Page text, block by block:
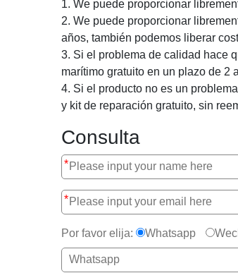
1. We puede proporcionar
2. We puede proporcionar
años, también podemos liberar
3. Si el problema de calidad hace
marítimo gratuito en un plazo de 2
4. Si el producto no es un
y kit de reparación gratuito, sin
Consulta
*
*
Por favor elija: Whatsapp